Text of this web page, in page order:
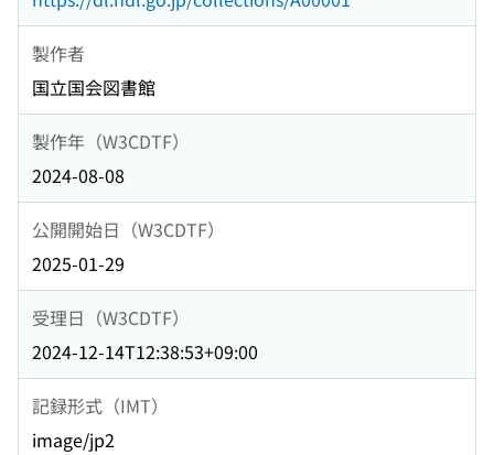
製作者
国立国会図書館
製作年（W3CDTF）
2024-08-08
公開開始日（W3CDTF）
2025-01-29
受理日（W3CDTF）
2024-12-14T12:38:53+09:00
記録形式（IMT）
image/jp2